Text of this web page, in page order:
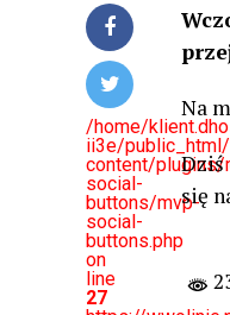
/home/
ii3e/
content/plugins/
social-
buttons/mvp-
social-
buttons.php
on
line
27
Na
Dziś
się